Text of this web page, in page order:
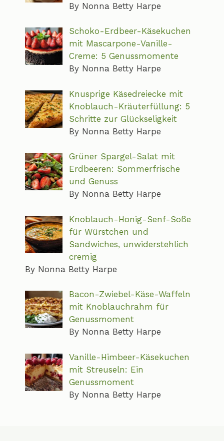
By Nonna Betty Harpe
Schoko-Erdbeer-Käsekuchen
mit Mascarpone-Vanille-
Creme: 5 Genussmomente
By Nonna Betty Harpe
Knusprige Käsedreiecke mit
Knoblauch-Kräuterfüllung: 5
Schritte zur Glückseligkeit
By Nonna Betty Harpe
Grüner Spargel-Salat mit
Erdbeeren: Sommerfrische
und Genuss
By Nonna Betty Harpe
Knoblauch-Honig-Senf-Soße
für Würstchen und
Sandwiches, unwiderstehlich
cremig
By Nonna Betty Harpe
Bacon-Zwiebel-Käse-Waffeln
mit Knoblauchrahm für
Genussmoment
By Nonna Betty Harpe
Vanille-Himbeer-Käsekuchen
mit Streuseln: Ein
Genussmoment
By Nonna Betty Harpe